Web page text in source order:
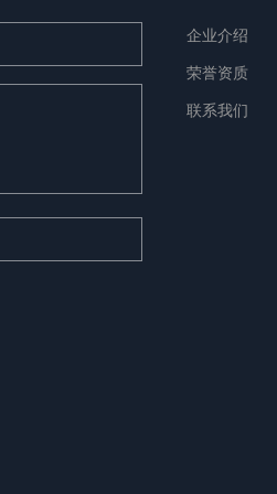
企业介绍
荣誉资质
联系我们